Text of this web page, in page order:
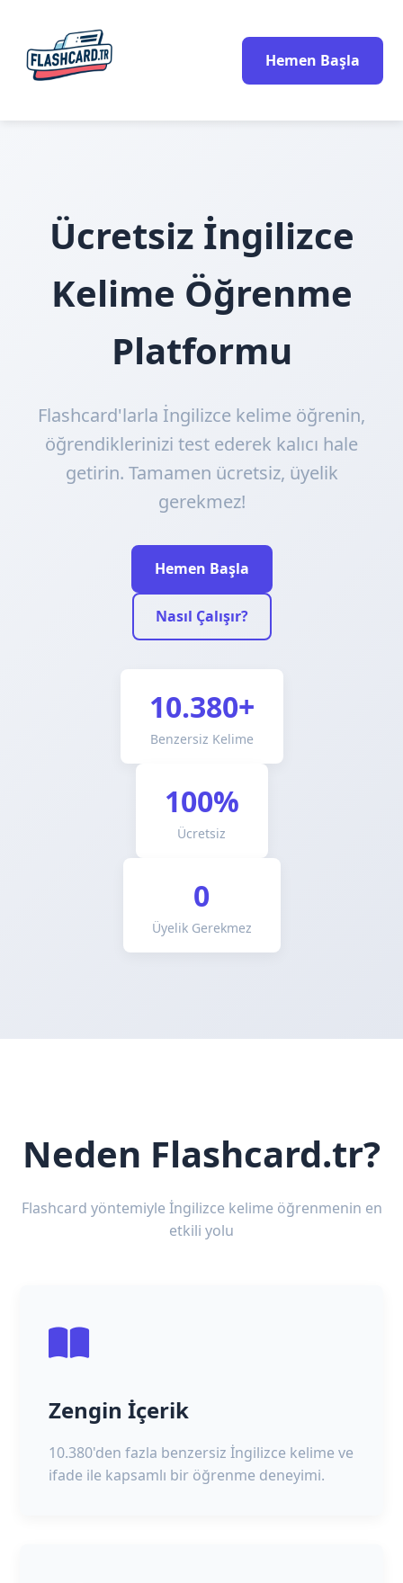
Hemen Başla
Ücretsiz İngilizce
Kelime Öğrenme
Platformu
Flashcard'larla İngilizce kelime öğrenin,
öğrendiklerinizi test ederek kalıcı hale
getirin. Tamamen ücretsiz, üyelik
gerekmez!
Hemen Başla
Nasıl Çalışır?
10.380+
Benzersiz Kelime
100%
Ücretsiz
0
Üyelik Gerekmez
Neden Flashcard.tr?
Flashcard yöntemiyle İngilizce kelime öğrenmenin en
etkili yolu
Zengin İçerik
10.380'den fazla benzersiz İngilizce kelime ve
ifade ile kapsamlı bir öğrenme deneyimi.